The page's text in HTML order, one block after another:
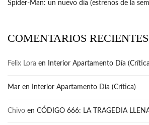
Spider-Man: un nuevo día (estrenos de la
COMENTARIOS RECIENTES
Felix Lora en Interior Apartamento Día
Mar en Interior Apartamento Día (Crítica)
Chivo en CÓDIGO 666: LA TRAGEDIA